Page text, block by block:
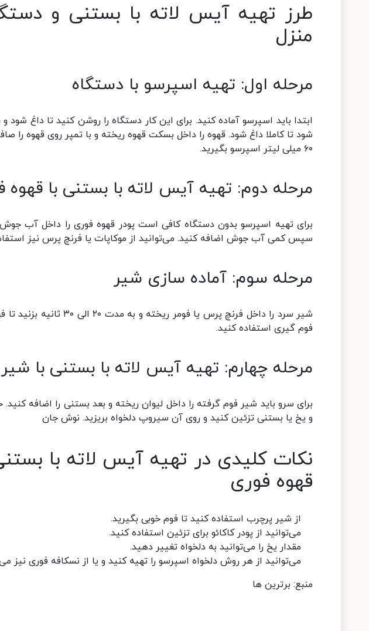
طرز تهیه آیس لاته با بستنی و
منزل
مرحله اول: تهیه اسپرسو با دستگاه
ابتدا باید اسپرسو آماده کنید. برای این کار دستگاه را روشن کنید تا داغ شود
شود تا کاملا داغ شود. قهوه را داخل بسکت قهوه ریخته و با تمپر روی قهوه را
۶۰ میلی لیتر اسپرسو بگیرید.
مرحله دوم: تهیه آیس لاته با بستنی با قهوه
برای تهیه اسپرسو بدون دستگاه کافی است پودر قهوه فوری را داخل آب
سپس کمی آب جوش اضافه کنید. می‌توانید از موکاپات یا فرنچ پرس نیز
مرحله سوم: آماده سازی شیر
شیر سرد را داخل فرنچ پرس یا
فوم گیری استفاده کنید.
مرحله چهارم: تهیه آیس لاته با بستنی با شیر
برای سرو باید شیر فوم گرفته را داخل لیوان ریخته و بعد بستنی را اضافه
و یخ یا بستنی تزئین کنید و روی آن سیروپ دلخواه بریزید. نوش جان
نکات کلیدی در تهیه آیس لاته با
قهوه فوری
از شیر پرچرب استفاده کنید تا فوم خوبی بگیرید.‌
می‌توانید از پودر کاکائو برای تزئین استفاده کنید.
مقدار یخ را می‌توانید به دلخواه تغییر دهید.‌
می‌توانید از هر روش دلخواه اسپرسو را تهیه کنید و یا از نسکافه فوری نیز
منبع: برترین ها